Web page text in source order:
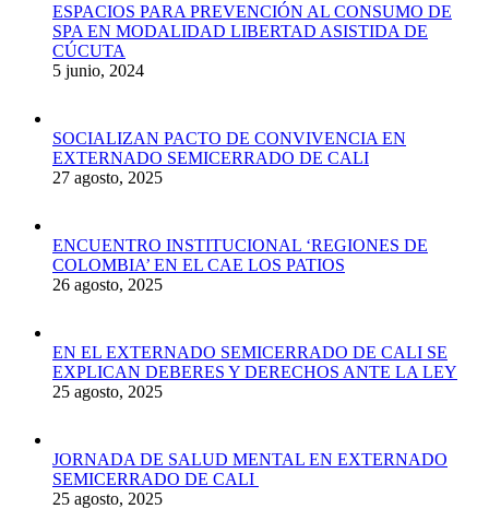
ESPACIOS PARA PREVENCIÓN AL CONSUMO DE
SPA EN MODALIDAD LIBERTAD ASISTIDA DE
CÚCUTA
5 junio, 2024
SOCIALIZAN PACTO DE CONVIVENCIA EN
EXTERNADO SEMICERRADO DE CALI
27 agosto, 2025
ENCUENTRO INSTITUCIONAL ‘REGIONES DE
COLOMBIA’ EN EL CAE LOS PATIOS
26 agosto, 2025
EN EL EXTERNADO SEMICERRADO DE CALI SE
EXPLICAN DEBERES Y DERECHOS ANTE LA LEY
25 agosto, 2025
JORNADA DE SALUD MENTAL EN EXTERNADO
SEMICERRADO DE CALI
25 agosto, 2025